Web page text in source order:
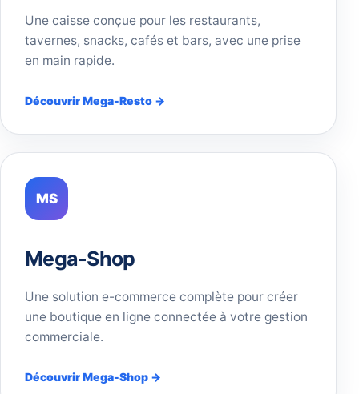
Une caisse conçue pour les restaurants,
tavernes, snacks, cafés et bars, avec une prise
en main rapide.
Découvrir Mega-Resto →
MS
Mega-Shop
Une solution e-commerce complète pour créer
une boutique en ligne connectée à votre gestion
commerciale.
Découvrir Mega-Shop →